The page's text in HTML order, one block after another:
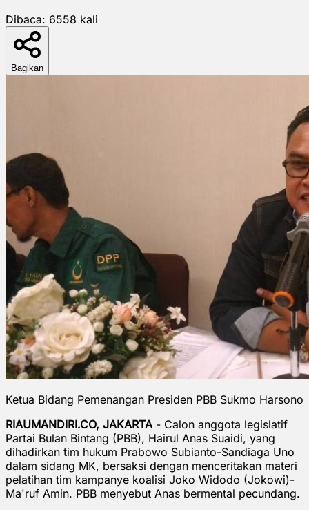
Dibaca: 6558 kali
Bagikan
Ketua Bidang Pemenangan Presiden PBB Sukmo Harsono
RIAUMANDIRI.CO, JAKARTA - Calon anggota legislatif
Partai Bulan Bintang (PBB), Hairul Anas Suaidi, yang
dihadirkan tim hukum Prabowo Subianto-Sandiaga Uno
dalam sidang MK, bersaksi dengan menceritakan materi
pelatihan tim kampanye koalisi Joko Widodo (Jokowi)-
Ma'ruf Amin. PBB menyebut Anas bermental pecundang.